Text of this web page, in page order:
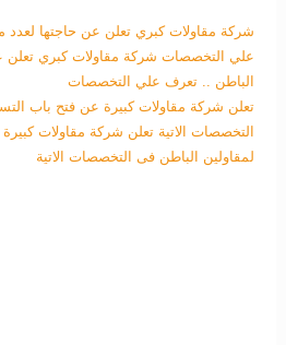
شركة مقاولات كبري تعلن عن حاجتها
علي التخصصات شركة مقاولات كبري تعلن
الباطن .. تعرف علي التخصصات
تعلن شركة مقاولات كبيرة عن فتح باب
التخصصات الاتية تعلن شركة مقاولات
لمقاولين الباطن فى التخصصات الاتية